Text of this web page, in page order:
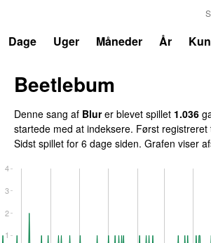
Dage
Uger Måneder År
Beetlebum
Denne sang af Blurer blevet spillet 1.036
startede med at indeksere. Først registreret
Sidst spillet for 6 dage siden. Grafen viser
1
2
3
4